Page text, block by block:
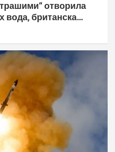
отворила
вода, британска